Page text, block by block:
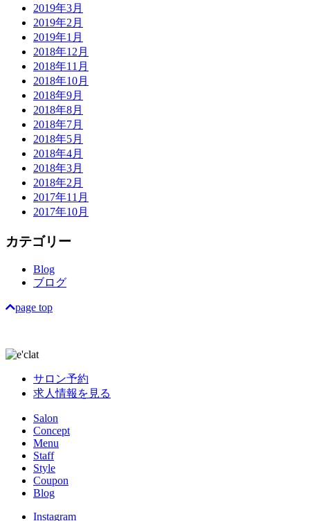
2019年3月
2019年2月
2019年1月
2018年12月
2018年11月
2018年10月
2018年9月
2018年8月
2018年7月
2018年5月
2018年4月
2018年3月
2018年2月
2017年11月
2017年10月
カテゴリー
Blog
ブログ
page top
サロン予約
求人情報を見る
Salon
Concept
Menu
Staff
Style
Coupon
Blog
Instagram